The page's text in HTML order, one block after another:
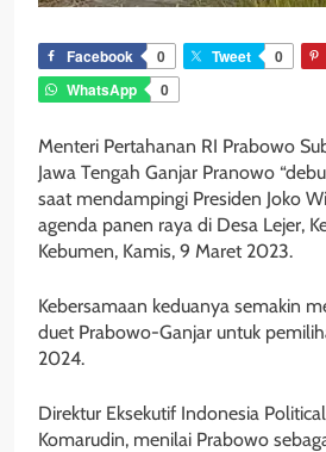
Facebook 0 Tweet 0
WhatsApp
0
Menteri Pertahanan RI Prabowo
Jawa Tengah Ganjar Pranowo
saat mendampingi Presiden Joko
agenda panen raya di Desa Lejer,
Kebumen, Kamis, 9 Maret 2023.
Kebersamaan keduanya semakin
duet Prabowo-Ganjar untuk
2024.
Direktur Eksekutif Indonesia
Komarudin, menilai Prabowo